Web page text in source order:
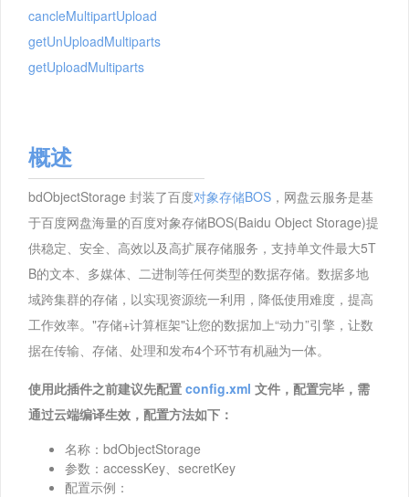
cancleMultipartUpload
getUnUploadMultiparts
getUploadMultiparts
概述
bdObjectStorage 封装了百度对象存储BOS ，网盘云服务是基
于百度网盘海量的百度对象存储BOS(Baidu Object Storage)提
供稳定、安全、高效以及高扩展存储服务，支持单文件最大5T
B的文本、多媒体、二进制等任何类型的数据存储。数据多地
域跨集群的存储，以实现资源统一利用，降低使用难度，提高
工作效率。"存储+计算框架"让您的数据加上“动力”引擎，让数
据在传输、存储、处理和发布4个环节有机融为一体。
使用此插件之前建议先配置 config.xml 文件，配置完毕，需
通过云端编译生效，配置方法如下：
名称：bdObjectStorage
参数：accessKey、secretKey
配置示例：